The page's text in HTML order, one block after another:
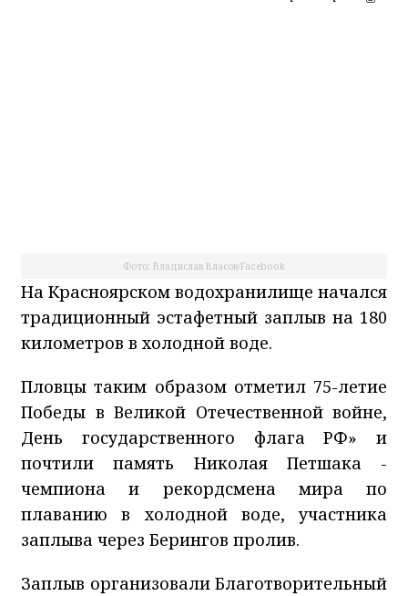
Фото: Владислав Власов/Facebook
На Красноярском водохранилище начался
традиционный эстафетный заплыв на 180
километров в холодной воде.
Пловцы таким образом отметил 75-летие
Победы в Великой Отечественной войне,
День государственного флага РФ» и
почтили память Николая Петшака -
чемпиона и рекордсмена мира по
плаванию в холодной воде, участника
заплыва через Берингов пролив.
Заплыв организовали Благотворительный